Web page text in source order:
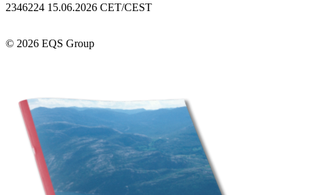
2346224 15.06.2026 CET/CEST
© 2026 EQS Group